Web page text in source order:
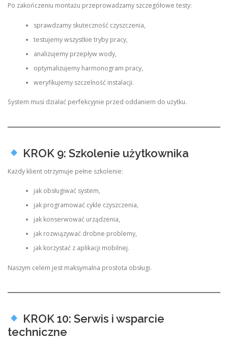
Po zakończeniu montażu przeprowadzamy szczegółowe testy:
sprawdzamy skuteczność czyszczenia,
testujemy wszystkie tryby pracy,
analizujemy przepływ wody,
optymalizujemy harmonogram pracy,
weryfikujemy szczelność instalacji.
System musi działać perfekcyjnie przed oddaniem do użytku.
KROK 9: Szkolenie użytkownika
Każdy klient otrzymuje pełne szkolenie:
jak obsługiwać system,
jak programować cykle czyszczenia,
jak konserwować urządzenia,
jak rozwiązywać drobne problemy,
jak korzystać z aplikacji mobilnej.
Naszym celem jest maksymalna prostota obsługi.
KROK 10: Serwis i wsparcie
techniczne